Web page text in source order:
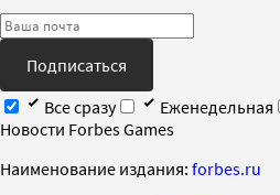
Подписаться
Все сразу
Еженедельная
Новости Forbes Games
Наименование издания: forbes.ru